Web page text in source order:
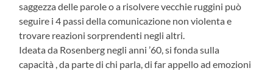
saggezza delle parole o a risolvere vecchie ruggini può
seguire i 4 passi della comunicazione non violenta e
trovare reazioni sorprendenti negli altri.
Ideata da Rosenberg negli anni ’60, si fonda sulla
capacità , da parte di chi parla, di far appello ad emozioni